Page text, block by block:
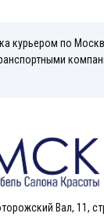
курьером по
Вал, 11,